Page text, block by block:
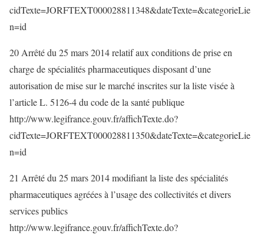
cidTexte=JORFTEXT000028811348&dateTexte=&categorieLie
n=id
20 Arrêté du 25 mars 2014 relatif aux conditions de prise en
charge de spécialités pharmaceutiques disposant d’une
autorisation de mise sur le marché inscrites sur la liste visée à
l’article L. 5126-4 du code de la santé publique
http://www.legifrance.gouv.fr/affichTexte.do?
cidTexte=JORFTEXT000028811350&dateTexte=&categorieLie
n=id
21 Arrêté du 25 mars 2014 modifiant la liste des spécialités
pharmaceutiques agréées à l’usage des collectivités et divers
services publics
http://www.legifrance.gouv.fr/affichTexte.do?